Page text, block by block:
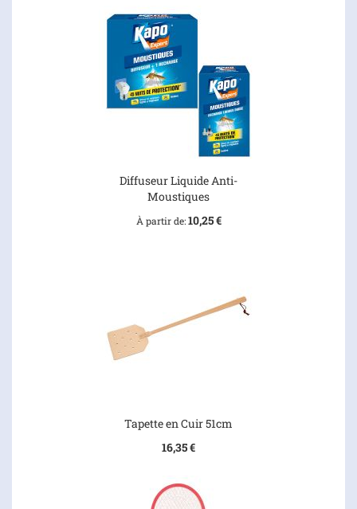
Diffuseur Liquide Anti-
Moustiques
À partir de 10,25 €
Tapette en Cuir 51cm
16,35 €